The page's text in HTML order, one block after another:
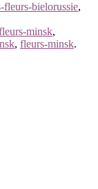
fleurs-bielorussie,
minsk,
, fleurs-minsk.